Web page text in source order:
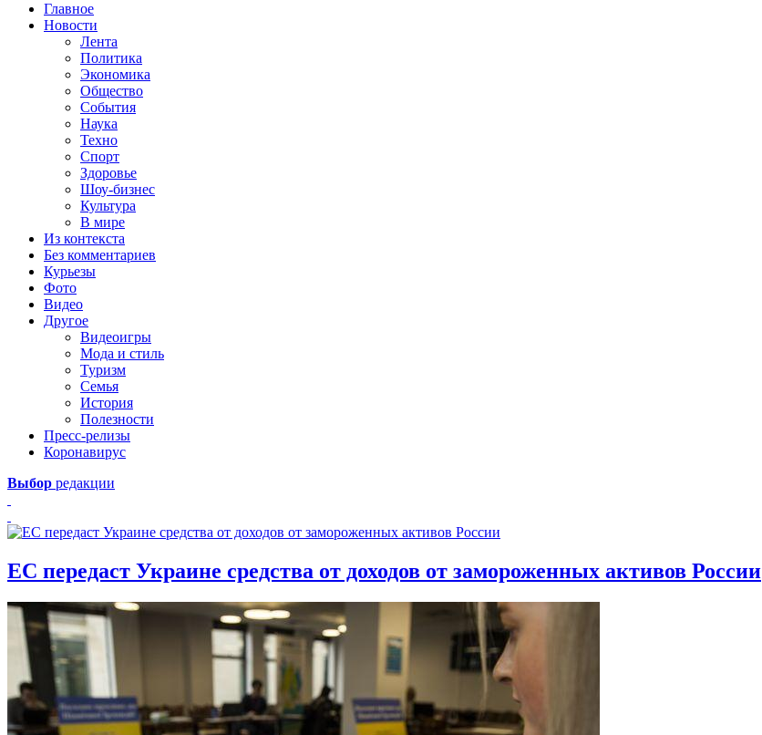
Главное
Новости
Лента
Политика
Экономика
Общество
События
Наука
Техно
Спорт
Здоровье
Шоу-бизнес
Культура
В мире
Из контекста
Без комментариев
Курьезы
Фото
Видео
Другое
Видеоигры
Мода и стиль
Туризм
Семья
История
Полезности
Пресс-релизы
Коронавирус
Выбор редакции
ЕС передаст Украине средства от доходов от замороженных активов России